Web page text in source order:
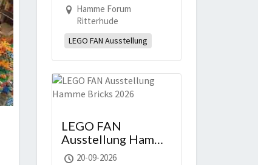
Hamme Forum
Ritterhude
LEGO FAN Ausstellung
LEGO FAN
Ausstellung Hamme
Bricks 2026
20-09-2026